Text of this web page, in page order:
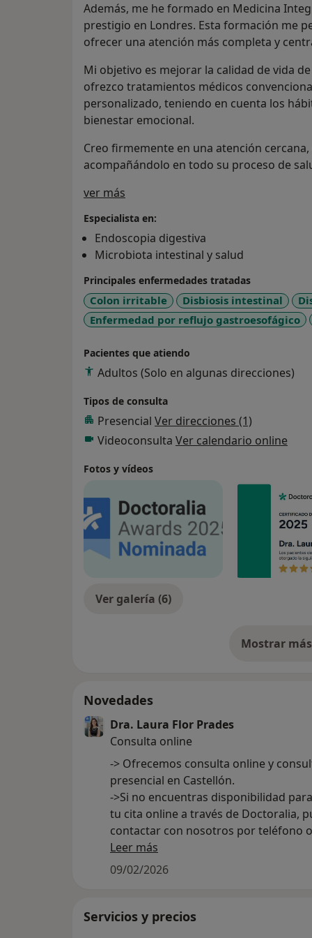
Además, me he formado en Medicina
prestigio en Londres. Esta formación me
ofrecer una atención más completa y
Mi objetivo es mejorar la calidad de vida
ofrezco tratamientos médicos
personalizado, teniendo en cuenta los
bienestar emocional.
Creo firmemente en una atención
acompañándolo en todo su proceso de
ver más
Especialista en:
Endoscopia digestiva
Microbiota intestinal y salud
Principales enfermedades tratadas
Colon irritable Disbiosis intestinal
Enfermedad por reflujo gastroesofágico
Pacientes que atiendo
Adultos (Solo en algunas direcciones)
Tipos de consulta
Presencial Ver direcciones (1)
Videoconsulta Ver calendario online
Fotos y vídeos
Ver galería (6)
Mostrar
Novedades
Dra. Laura Flor Prades
Consulta online
-> Ofrecemos consulta online y
presencial en Castellón.
->Si no encuentras disponibilidad
tu cita online a través de Doctoralia,
contactar con nosotros por teléfono o
WhatsApp, y te ayudaremos a
hueco lo antes posible.
Leer más
09/02/2026
Servicios y precios